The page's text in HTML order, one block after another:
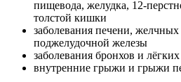
пищевода, желудка, 12-
толстой кишки
заболевания печени, желчных
поджелудочной железы
заболевания бронхов и лёгких
внутренние грыжи и грыжи